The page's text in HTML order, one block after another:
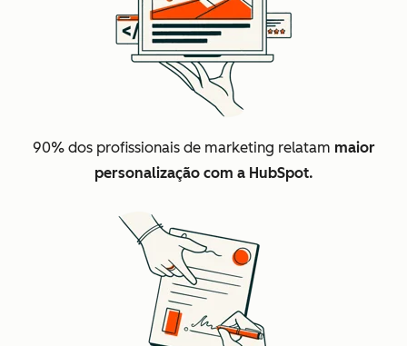
90% dos profissionais de marketing relatam maior
personalização com a HubSpot.